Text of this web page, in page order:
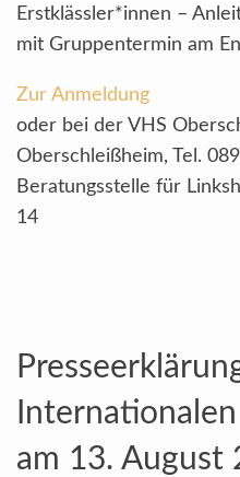
Erstklässler*innen –
mit Gruppentermin am
Zur Anmeldung
oder bei der VHS
Oberschleißheim, Tel.
Beratungsstelle für
14
am 13. August